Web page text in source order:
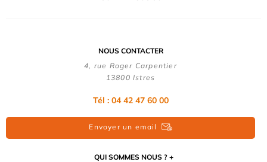
NOUS CONTACTER
4, rue Roger Carpentier
13800 Istres
Tél : 04 42 47 60 00
Envoyer un email
QUI SOMMES NOUS ?